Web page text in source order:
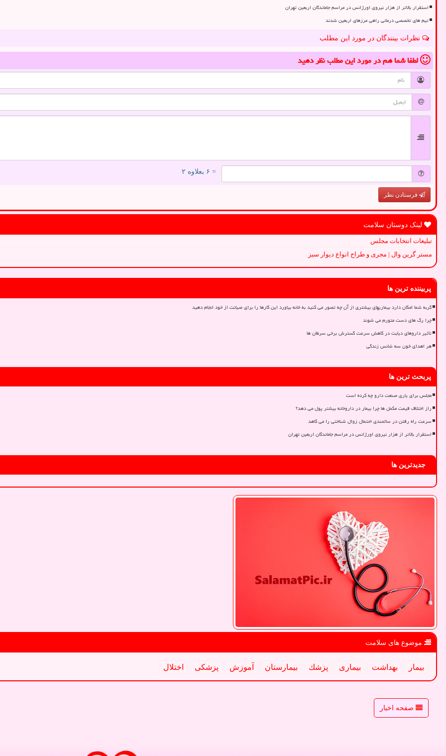
استقرار بالاتر از هزار نیروی اورژانس در مراسم جاماندگان اربعین تهران
تیم های تخصصی درمانی راهی مرزهای اربعین شدند
نظرات بینندگان در مورد این مطلب
لطفا شما همدر مورد این مطلبنظر دهید
= ۶ بعلاوه ۲
فرستادن نظر
لینک دوستان سلامت
تبلیغات انتخابات مجلس
مستر گرین وال | مجری و طراح انواع دیوار سبز
پربیننده ترین ها
گربه شما امکان دارد بیماریهای بیشتری از آن چه تصور می کنید به خانه بیاورد این کارها را برای صیانت از خود انجام دهید
چرا رگ های دست متورم می شوند
تأثیر داروهای دیابت در کاهش سرعت گسترش برخی سرطان ها
هر اهدای خون سه شانس زندگی
پربحث ترین ها
مجلس برای یاری صنعت دارو چه کرده است
راز اختلاف قیمت مکمل ها چرا بیمار در داروخانه بیشتر پول می دهد؟
سرعت راه رفتن در سالمندی احتمال زوال شناختی را می کاهد
استقرار بالاتر از هزار نیروی اورژانس در مراسم جاماندگان اربعین تهران
جدیدترین ها
موضوع های سلامت
بیمار بهداشت بیماری پزشك بیمارستان آموزش پزشكی اختلال
صفحه اخبار